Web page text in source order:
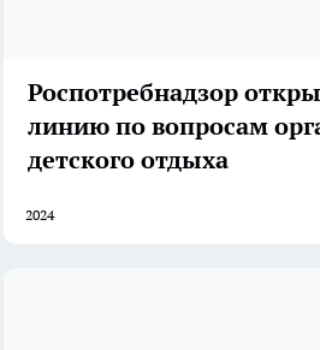
Роспотребнадзор
линию по вопросам
детского отдыха
2024